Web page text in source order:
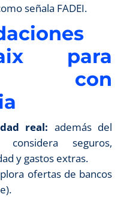
señala FADEI.
para
con
real: además del
considera seguros,
y gastos extras.
ofertas de bancos